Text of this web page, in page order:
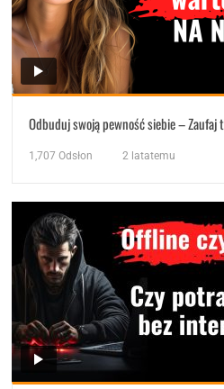
Odbuduj swoją pewność siebie –
1,707 Odsłon 2 latatemu